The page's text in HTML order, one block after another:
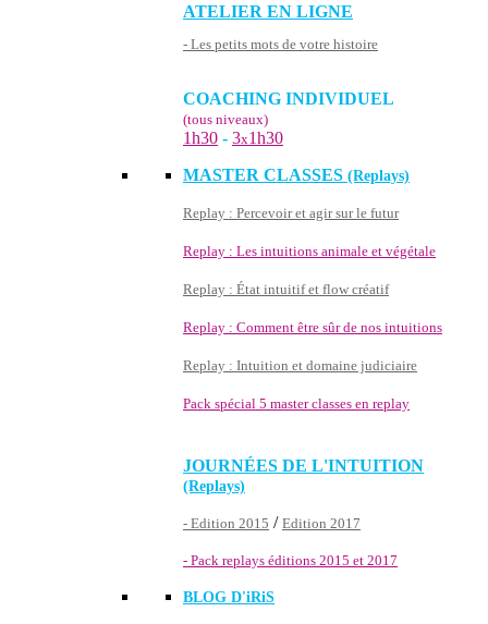
ATELIER EN LIGNE
- Les petits mots de votre histoire
COACHING INDIVIDUEL
(tous niveaux)
1h30 - 3x1h30
MASTER CLASSES (Replays)
Replay : Percevoir et agir sur le futur
Replay : Les intuitions animale et végétale
Replay : État intuitif et flow créatif
Replay : Comment être sûr de nos intuitions
Replay : Intuition et domaine judiciaire
Pack spécial 5 master classes en replay
JOURNÉES DE L'INTUITION
(Replays)
- Edition 2015 / Edition 2017
- Pack replays éditions 2015 et 2017
BLOG D'iRiS